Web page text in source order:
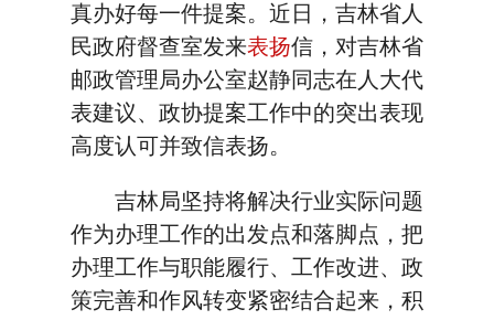
真办好每一件提案。近日，吉林省人
民政府督查室发来表扬信，对吉林省
邮政管理局办公室赵静同志在人大代
表建议、政协提案工作中的突出表现
高度认可并致信表扬。
吉林局坚持将解决行业实际问题
作为办理工作的出发点和落脚点，把
办理工作与职能履行、工作改进、政
策完善和作风转变紧密结合起来，积